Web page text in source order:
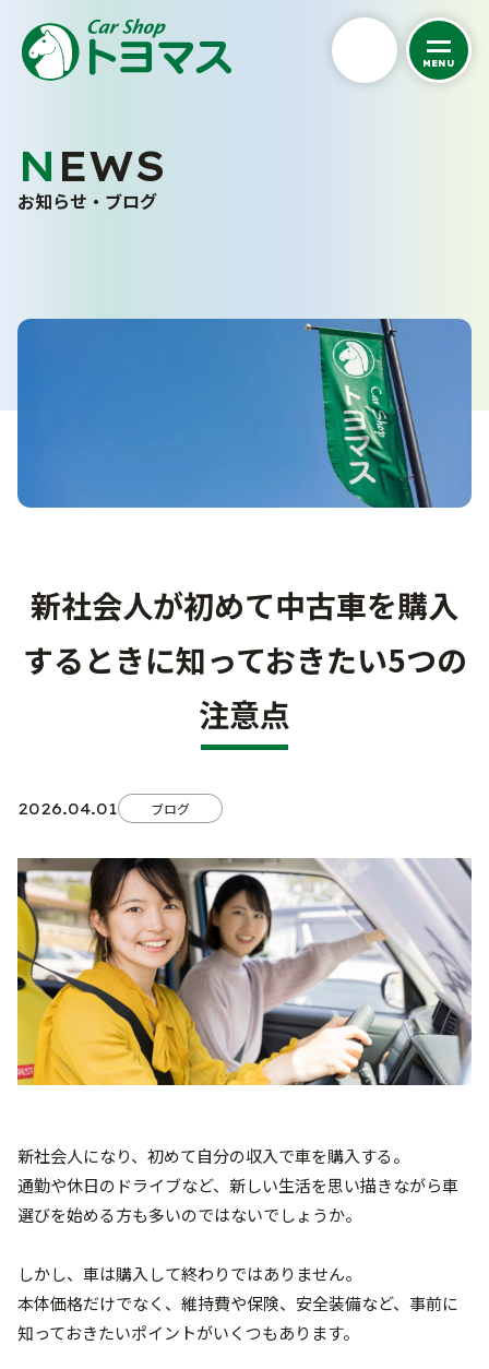
MENU
トヨマスクオリティ
お客さまの声
くるまを探す
お問い合わせフォーム
プライバシーポリシー
NEWS
お知らせ・ブログ
新社会人が初めて中古車を購入
するときに知っておきたい5つの
注意点
2026.04.01 ブログ
新社会人になり、初めて自分の収入で車を購入する。
通勤や休日のドライブなど、新しい生活を思い描きながら車
選びを始める方も多いのではないでしょうか。
しかし、車は購入して終わりではありません。
本体価格だけでなく、維持費や保険、安全装備など、事前に
知っておきたいポイントがいくつもあります。